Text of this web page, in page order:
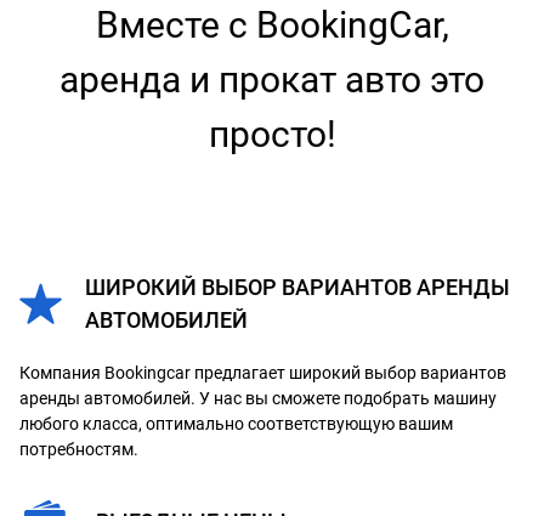
Вместе с BookingCar,
аренда и прокат авто это
просто!
ШИРОКИЙ ВЫБОР ВАРИАНТОВ АРЕНДЫ
АВТОМОБИЛЕЙ
Компания Bookingcar предлагает широкий выбор вариантов
аренды автомобилей. У нас вы сможете подобрать машину
любого класса, оптимально соответствующую вашим
потребностям.